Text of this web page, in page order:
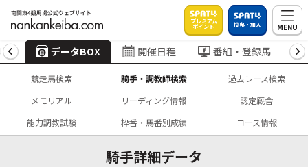
プレミアム
ポイント 投票・加入 MENU
データBOX 開催日程 番組・登録馬
競走馬検索 騎手・調教師検索
過去レース検索
メモリアル
リーディング情報
認定厩舎
能力調教試験
枠番・馬番別成績 コース情報
騎手詳細データ